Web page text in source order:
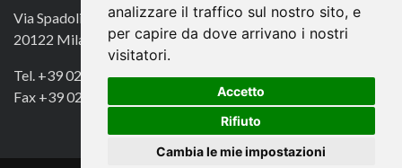
analizzare il traffico sul nostro sito, e
per capire da dove arrivano i nostri
visitatori.
Accetto
Rifiuto
Cambia le mie impostazioni
KORG WAVESTATE, IL
RITORNO DELLA SINTESI
WAVESEQUENCE
NEWS,SYNTH HARDWARE,
TASTIERE E SYNTH
2020
Via Spadolini 7
20122 Milano
Tel. +39 02 49756990
Fax +39 02 72016740